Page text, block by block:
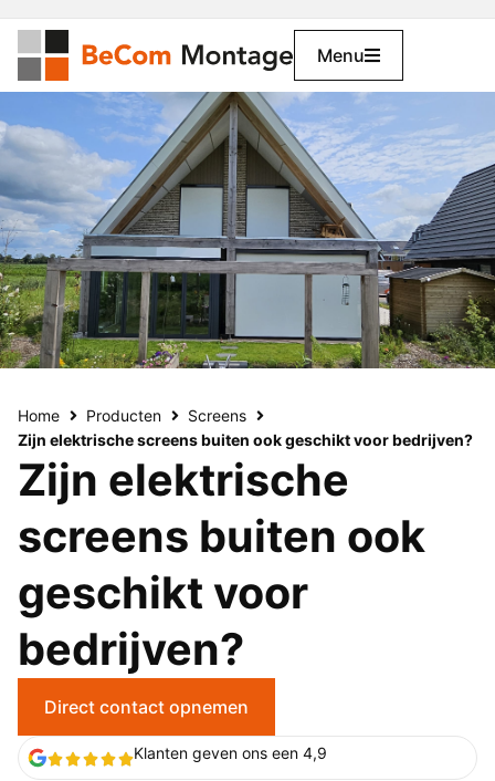
Menu
Home Producten
Screens
Zijn elektrische screens buiten ook geschikt voor bedrijven?
Zijn elektrische
screens buiten ook
geschikt voor
bedrijven?
Direct contact opnemen
Klanten geven ons een 4,9